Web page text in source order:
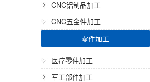
CNC铝制品加工
CNC五金件加工
零件加工
医疗零件加工
军工部件加工